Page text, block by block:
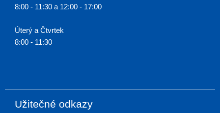
8:00 - 11:30 a 12:00 - 17:00
Úterý a Čtvrtek
8:00 - 11:30
Užitečné odkazy